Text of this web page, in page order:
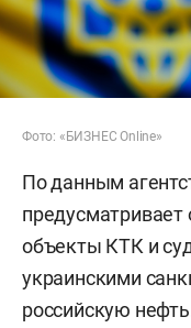
Фото: «БИЗНЕС Online»
По данным
предусматривает
объекты КТК и
украинскими
российскую